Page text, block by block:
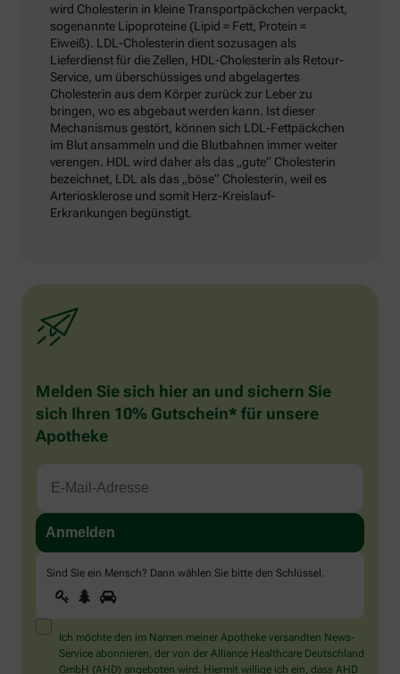
wird Cholesterin in kleine Transportpäckchen verpackt,
sogenannte Lipoproteine (Lipid = Fett, Protein =
Eiweiß). LDL-Cholesterin dient sozusagen als
Lieferdienst für die Zellen, HDL-Cholesterin als Retour-
Service, um überschüssiges und abgelagertes
Cholesterin aus dem Körper zurück zur Leber zu
bringen, wo es abgebaut werden kann. Ist dieser
Mechanismus gestört, können sich LDL-Fettpäckchen
im Blut ansammeln und die Blutbahnen immer weiter
verengen. HDL wird daher als das „gute“ Cholesterin
bezeichnet, LDL als das „böse“ Cholesterin, weil es
Arteriosklerose und somit Herz-Kreislauf-
Erkrankungen begünstigt.
Melden Sie sich hier an und sichern Sie
sich Ihren 10% Gutschein* für unsere
Apotheke
Sind Sie ein Mensch? Dann wählen Sie bitte den Schlüssel.
Sind
Sie
ein
Mensch?
Dann
wählen
1 2
Ich möchte den im Namen meiner Apotheke versandten News-
Service abonnieren, der von der Alliance Healthcare Deutschland
GmbH (AHD) angeboten wird. Hiermit willige ich ein, dass AHD